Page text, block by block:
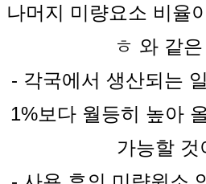
나머지 미량요소 비율
ㅎ 와 같
- 각국에서 생산되는
1%보다 월등히 높아
가능할 것